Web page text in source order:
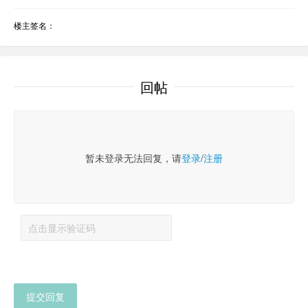
楼主签名：
回帖
暂未登录无法回复，请登录/注册
提交回复